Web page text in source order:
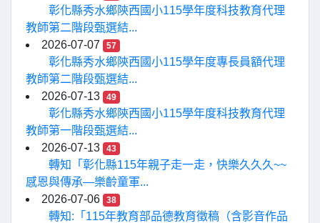
彰化縣秀水鄉陝西國小115學年度科技教育代理
教師第二階段甄選結...
2026-07-07
57
彰化縣秀水鄉陝西國小115學年度專長員額代理
教師第二階段甄選結...
2026-07-13
49
彰化縣秀水鄉陝西國小115學年度科技教育代理
教師第一階段甄選結...
2026-07-13
43
轉知「彰化縣115年親子走一走，快樂久久久~~
感恩與傳承—樂齡童軍...
2026-07-06
38
轉知:「115年教育部品德教育徵稿（含影音作品